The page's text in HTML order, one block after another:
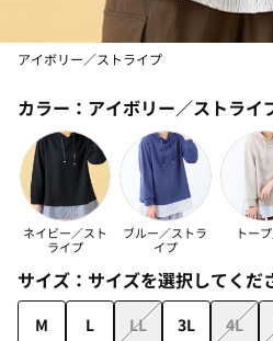
アイボリー／ストライプ
カラー： アイボリー／ストライ
ネイビー／スト
ライプ
ブルー／ストラ
イプ
トー
サイズ： サイズを選択してくだ
M L LL 3L 4L